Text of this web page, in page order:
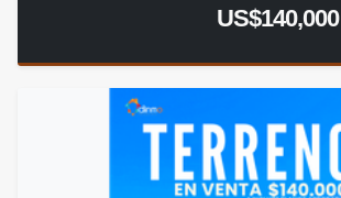
US$140,000